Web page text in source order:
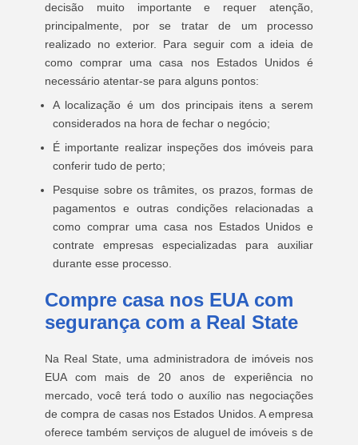
decisão muito importante e requer atenção,
principalmente, por se tratar de um processo
realizado no exterior. Para seguir com a ideia de
como comprar uma casa nos Estados Unidos é
necessário atentar-se para alguns pontos:
A localização é um dos principais itens a serem
considerados na hora de fechar o negócio;
É importante realizar inspeções dos imóveis para
conferir tudo de perto;
Pesquise sobre os trâmites, os prazos, formas de
pagamentos e outras condições relacionadas a
como comprar uma casa nos Estados Unidos e
contrate empresas especializadas para auxiliar
durante esse processo.
Compre casa nos EUA com
segurança com a Real State
Na Real State, uma administradora de imóveis nos
EUA com mais de 20 anos de experiência no
mercado, você terá todo o auxílio nas negociações
de compra de casas nos Estados Unidos. A empresa
oferece também serviços de aluguel de imóveis s de